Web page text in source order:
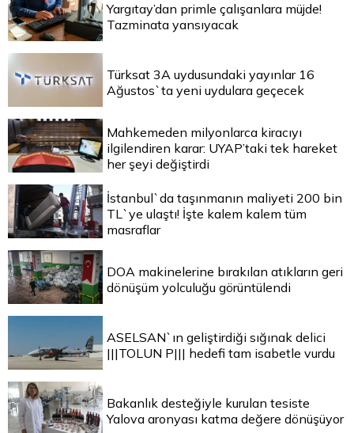
Yargıtay’dan primle çalışanlara müjde!
Tazminata yansıyacak
Türksat 3A uydusundaki yayınlar 16
Ağustos`ta yeni uydulara geçecek
Mahkemeden milyonlarca kiracıyı
ilgilendiren karar: UYAP’taki tek hareket
her şeyi değiştirdi
İstanbul`da taşınmanın maliyeti 200 bin
TL`ye ulaştı! İşte kalem kalem tüm
masraflar
DOA makinelerine bırakılan atıkların geri
dönüşüm yolculuğu görüntülendi
ASELSAN`ın geliştirdiği sığınak delici
|||TOLUN P||| hedefi tam isabetle vurdu
Bakanlık desteğiyle kurulan tesiste
Yalova aronyası katma değere dönüşüyor